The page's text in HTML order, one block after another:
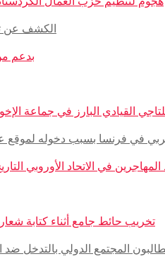
الكشف عن
بدعم من
القيادي البارز في جماعة الإخوان
بسبب دخوله لموقع على الانترنت
التاريخ: تشرين الثاني 2016 – الدولة: ألمانيا، فرنسا، هولاندا،
تخريب حائط جامع أثناء كتابة شعارات
المجتمع الدولي بالتدخل ضد الإبادة